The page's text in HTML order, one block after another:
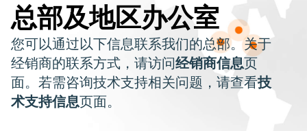
总部及地区办公室
您可以通过以下信息联系我们的总部。关于
经销商的联系方式，请访问经销商信息页
面。若需咨询技术支持相关问题，请查看技
术支持信息页面。